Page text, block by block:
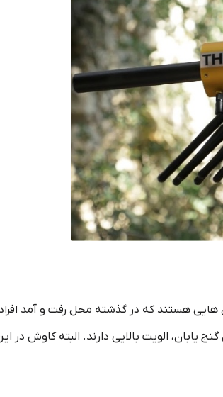
هستند که در گذشته محل رفت و آمد افراد
یابان، الویت بالایی دارند. البته کاوش در